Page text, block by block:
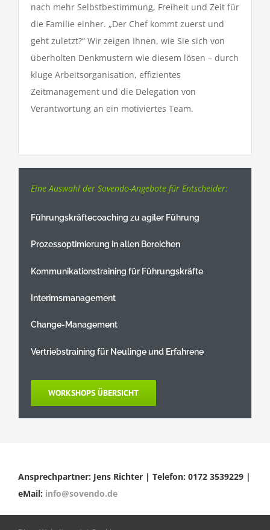
nach mehr Selbstbestimmung, Freiheit und Zeit für
die Familie einher. „Der Chef kommt zuerst und
geht zuletzt?“ Wir zeigen Ihnen, wie Sie sich von
überholten Denkmustern wie diesem lösen – durch
kluge Arbeitsorganisation, effizientes
Zeitmanagement und die Delegation von
Verantwortung an ein motiviertes Team.
Eine Auswahl der Sovendo-Angebote für Entscheider:
Führungskräftecoaching zu agiler Führung
Prozessoptimierung in allen Bereichen
Kommunikationstraining für Führungskräfte
Interimsmanagement
Change-Management
Vertriebstraining für Neulinge und Erfahrene
WORKSHOPS ÜBERSICHT
Ansprechpartner: Jens Richter | Telefon: 0172 3539229 |
eMail: info@sovendo.de